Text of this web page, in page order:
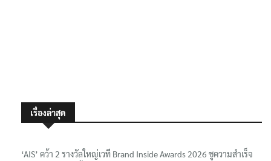
เรื่องล่าสุด
‘AIS’ คว้า 2 รางวัลใหญ่เวที Brand Inside Awards 2026 ชูความสำเร็จ